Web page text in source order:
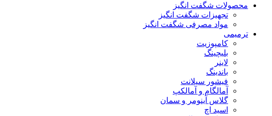
محصولات شگفت انگیز
تجهیزات شگفت انگیز
مواد مصرفی شگفت انگیز
ترمیمی
کامپوزیت
بلیچینگ
لاینر
باندینگ
فیشور سیلانت
آمالگام و آمالکپ
گلاس آینومر و سمان
اسید اچ